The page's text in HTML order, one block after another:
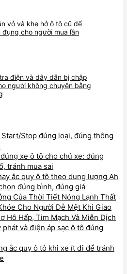
vỏ và khe hở ô tô cũ để
đụng cho người mua lần
điện và dây dẫn bị chập
người không chuyên bằng
Stop đúng loại, đúng thông
xe ô tô cho chủ xe: đúng
tránh mua sai
ắc quy ô tô theo dung lượng Ah
đúng bình, đúng giá
Của Thời Tiết Nóng Lạnh Thất
Cho Người Dễ Mệt Khi Giao
Hô Hấp, Tim Mạch Và Miễn Dịch
phát và điện áp sạc ô tô đúng
ắc quy ô tô khi xe ít đi để tránh